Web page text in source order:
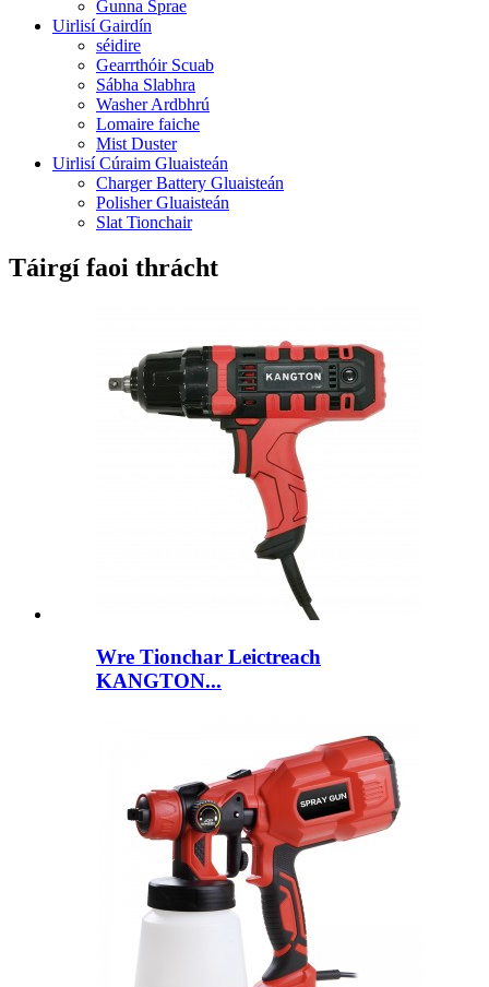
Gunna Sprae
Uirlisí Gairdín
séidire
Gearrthóir Scuab
Sábha Slabhra
Washer Ardbhrú
Lomaire faiche
Mist Duster
Uirlisí Cúraim Gluaisteán
Charger Battery Gluaisteán
Polisher Gluaisteán
Slat Tionchair
Táirgí faoi thrácht
Wre Tionchar Leictreach
KANGTON...